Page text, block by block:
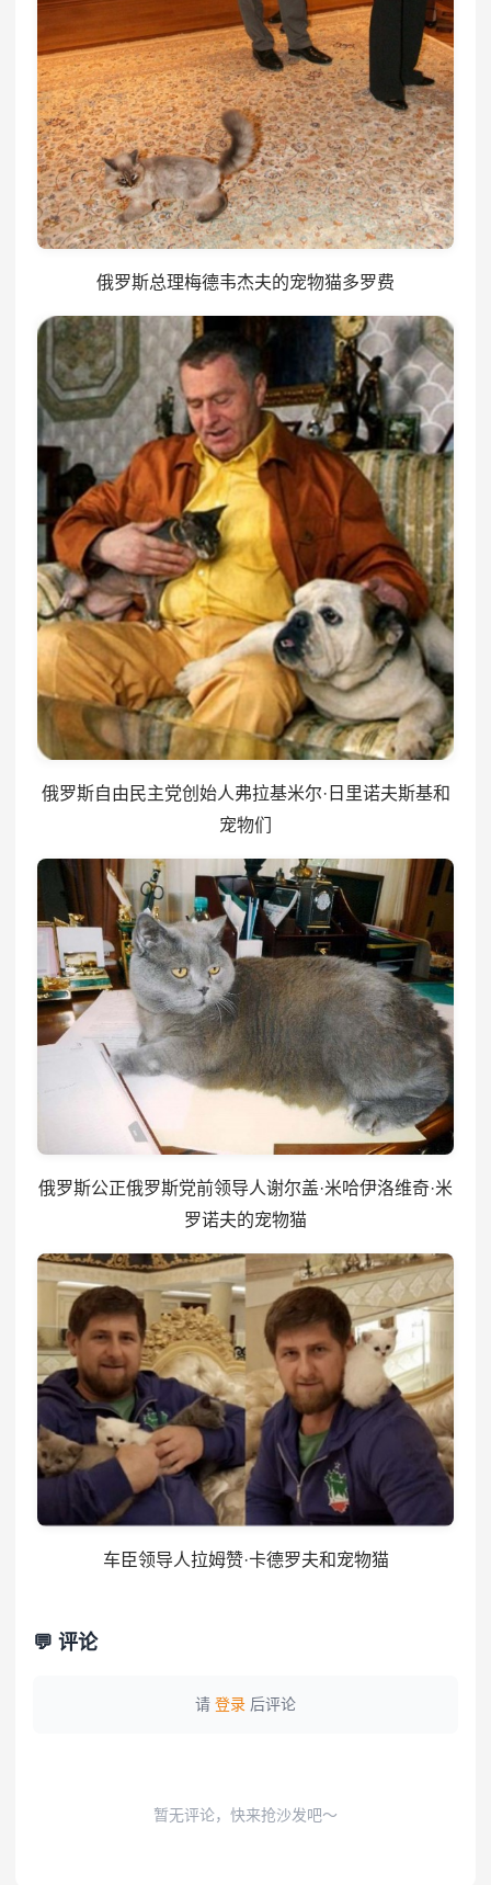
俄罗斯总理梅德韦杰夫的宠物猫多罗费
俄罗斯自由民主党创始人弗拉基米尔·日里诺夫斯基和
宠物们
俄罗斯公正俄罗斯党前领导人谢尔盖·米哈伊洛维奇·米
罗诺夫的宠物猫
车臣领导人拉姆赞·卡德罗夫和宠物猫
💬 评论
请 登录 后评论
暂无评论，快来抢沙发吧～